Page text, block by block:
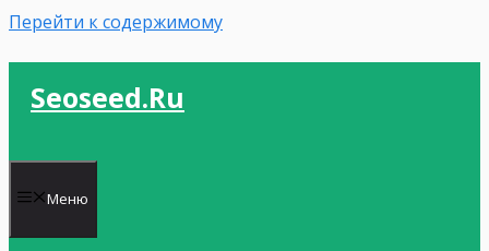
Перейти к содержимому
Seoseed.ru
Меню